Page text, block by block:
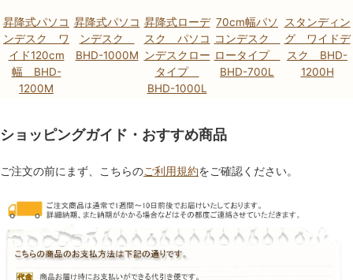
昇降式パソコ
ンデスク ワ
イド120cm
幅 BHD-
1200M
昇降式パソコ
ンデスク
BHD-1000M
昇降式ローデ
スク パソコ
ンデスクロー
タイプ
BHD-1000L
70cm幅パソ
コンデスク
ロータイプ
BHD-700L
スタンディン
グ ワイドデ
スク BHD-
1200H
ショッピングガイド・おすすめ商品
ご注文の前にまず、こちらのご利用規約をご確認ください。